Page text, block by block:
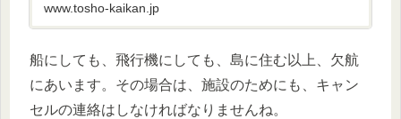
www.tosho-kaikan.jp
船にしても、飛行機にしても、島に住む以上、欠航
にあいます。その場合は、施設のためにも、キャン
セルの連絡はしなければなりませんね。